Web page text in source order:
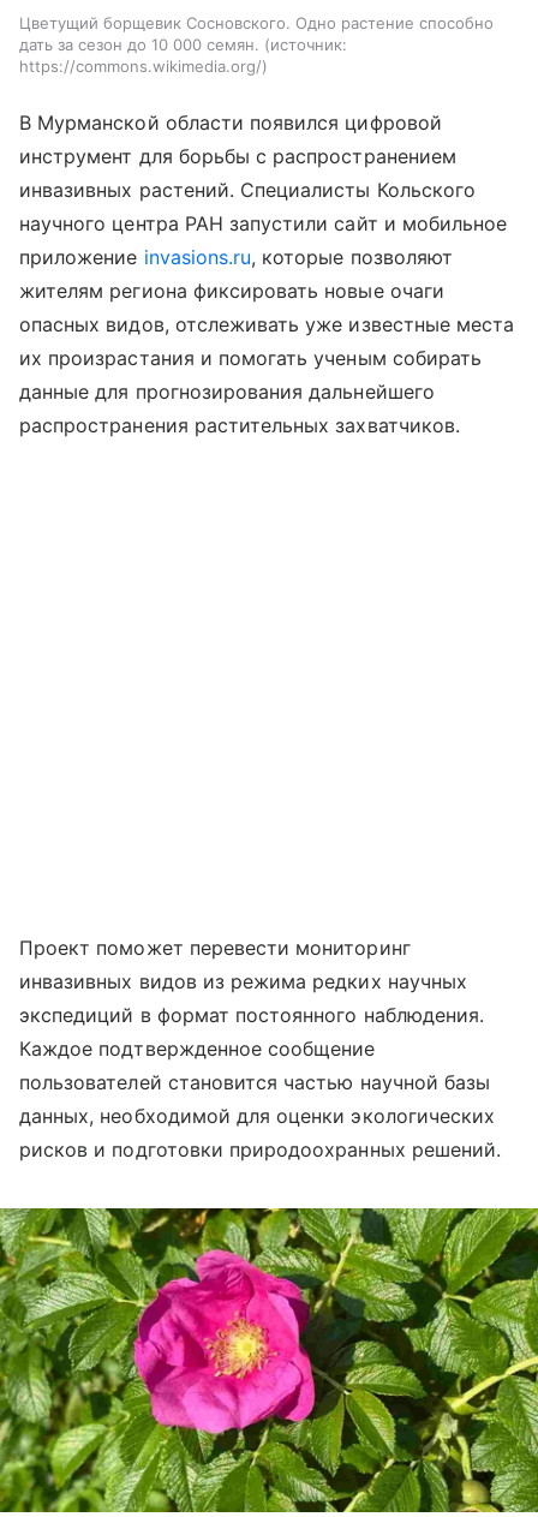
Цветущий борщевик Сосновского. Одно растение способно
дать за сезон до 10 000 семян.
источник:
https://commons.wikimedia.org/
В Мурманской области появился цифровой
инструмент для борьбы с распространением
инвазивных растений. Специалисты Кольского
научного центра РАН запустили сайт и мобильное
приложение invasions.ru, которые позволяют
жителям региона фиксировать новые очаги
опасных видов, отслеживать уже известные места
их произрастания и помогать ученым собирать
данные для прогнозирования дальнейшего
распространения растительных захватчиков.
Проект поможет перевести мониторинг
инвазивных видов из режима редких научных
экспедиций в формат постоянного наблюдения.
Каждое подтвержденное сообщение
пользователей становится частью научной базы
данных, необходимой для оценки экологических
рисков и подготовки природоохранных решений.